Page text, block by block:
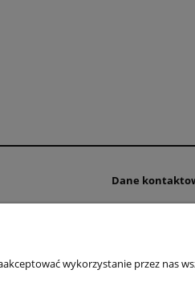
Dane
woj. warmińsko-
wykorzystanie przez nas